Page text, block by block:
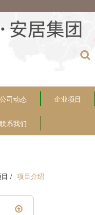
公司动态 企业项目
联系我们
/ 项目介绍